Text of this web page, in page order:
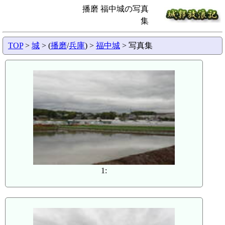
播磨 福中城の写真
集
TOP> 城 > (播磨/兵庫) > 福中城 > 写真集
1: